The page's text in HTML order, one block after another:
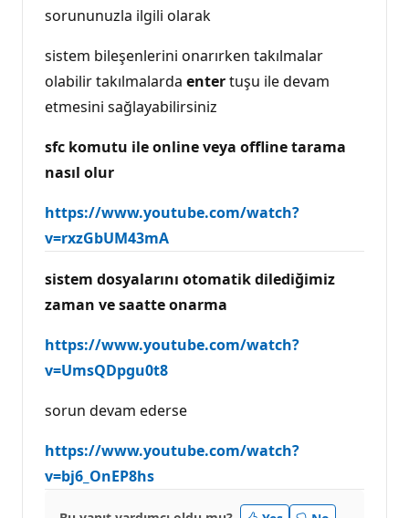
ı
n
ı
k
p
u
a
sorununuzla ilgili olarak
sistem bileşenlerini onarırken takılmalar
olabilir takılmalarda entertuşu ile devam
etmesini sağlayabilirsiniz
sfc komutu ile online veya offline tarama
nasıl olur
https://www.youtube.com/watch?
v=rxzGbUM43mA
sistem dosyalarını otomatik dilediğimiz
zaman ve saatte onarma
https://www.youtube.com/watch?
v=UmsQDpgu0t8
sorun devam ederse
https://www.youtube.com/watch?
v=bj6_OnEP8hs